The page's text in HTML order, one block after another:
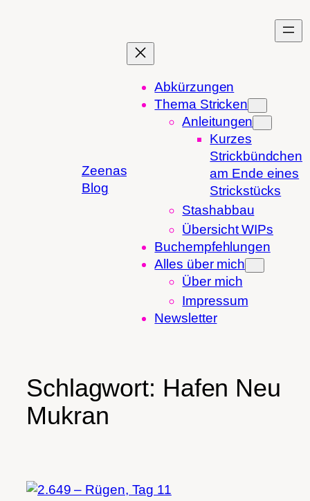
Zeenas
Blog
Abkürzungen
Thema Stricken
Anleitungen
Kurzes
Strickbündchen
am Ende eines
Strickstücks
Stashabbau
Übersicht WIPs
Buchempfehlungen
Alles über mich
Über mich
Impressum
Newsletter
Schlagwort: Hafen Neu
Mukran